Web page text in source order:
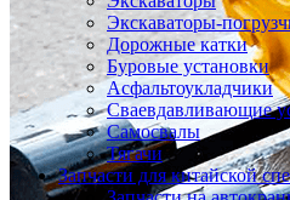
Экскаваторы-
Дорожные катки
Буровые установки
Асфальтоукладчики
Сваевдавливающие
Самосвалы
Тягачи
Запчасти для китайской